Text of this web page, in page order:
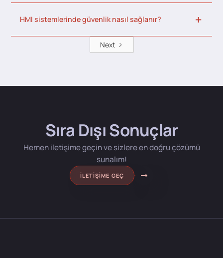
HMI sistemlerinde güvenlik nasıl sağlanır?
Next
Sıra Dışı Sonuçlar
Hemen iletişime geçin ve sizlere en doğru çözümü
sunalım!
İLETIŞIME GEÇ